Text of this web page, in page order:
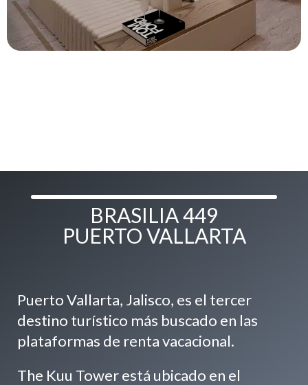
BRASILIA 449
PUERTO VALLARTA
Puerto Vallarta, Jalisco, es el tercer
destino turístico más buscado en las
plataformas de renta vacacional.
The Kuu Tower está ubicado en el